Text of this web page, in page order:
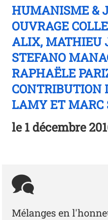
HUMANISME &
OUVRAGE
ALIX, MATHIEU
STEFANO
RAPHAËLE
CONTRIBUTION
LAMY ET MARC
le1 décembre
Mélanges en